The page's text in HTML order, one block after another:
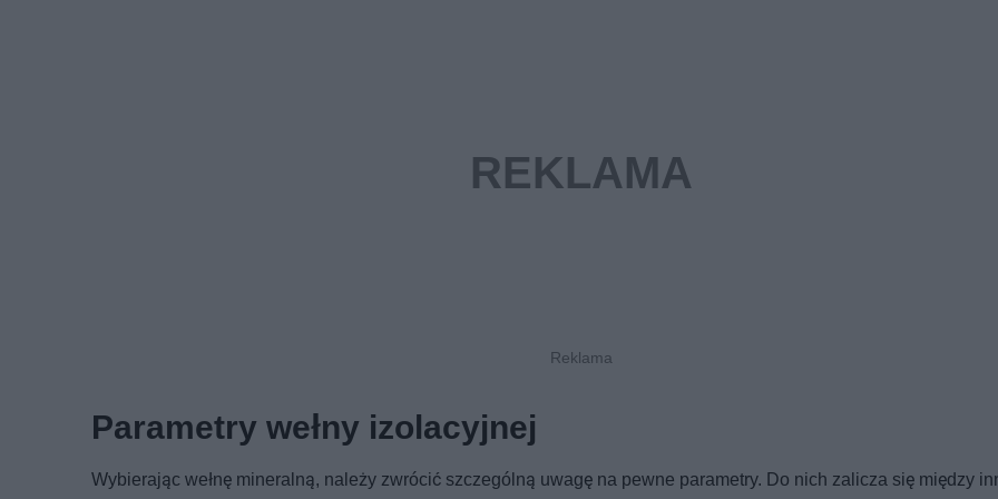
Parametry wełny izolacyjnej
Wybierając wełnę mineralną, należy zwrócić szczególną uwagę na pewne parametry. Do nich zalicza się między